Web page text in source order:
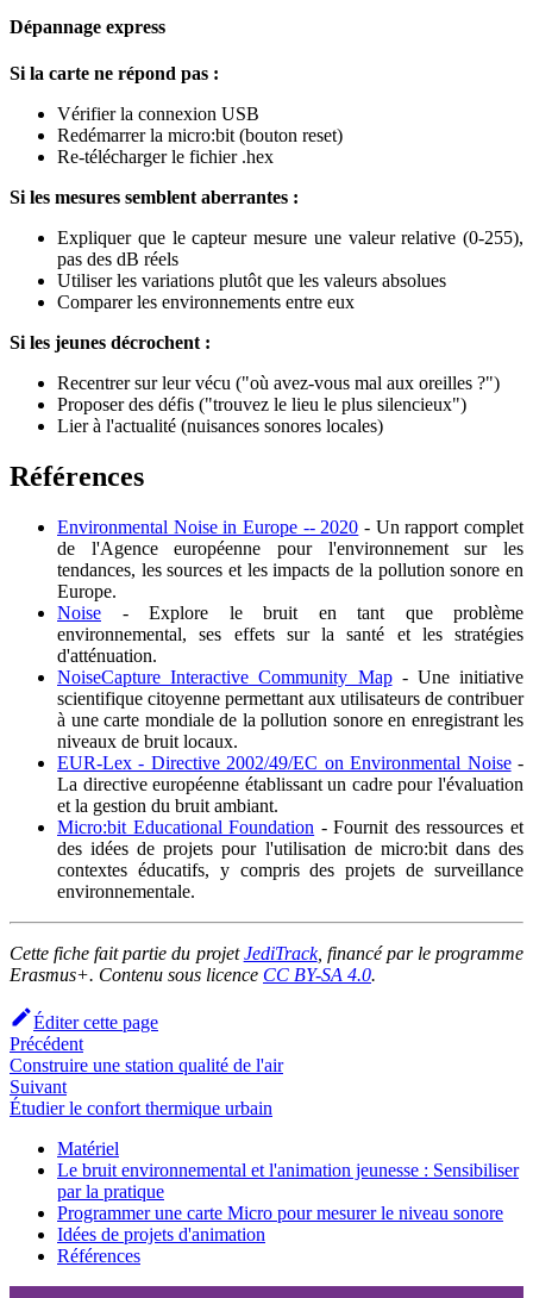
Dépannage express
Si la carte ne répond pas :
Vérifier la connexion USB
Redémarrer la micro:bit (bouton reset)
Re-télécharger le fichier .hex
Si les mesures semblent aberrantes :
Expliquer que le capteur mesure une valeur relative (0-255),
pas des dB réels
Utiliser les variations plutôt que les valeurs absolues
Comparer les environnements entre eux
Si les jeunes décrochent :
Recentrer sur leur vécu ("où avez-vous mal aux oreilles ?")
Proposer des défis ("trouvez le lieu le plus silencieux")
Lier à l'actualité (nuisances sonores locales)
Références
Environmental Noise in Europe -- 2020 - Un rapport complet
de l'Agence européenne pour l'environnement sur les
tendances, les sources et les impacts de la pollution sonore en
Europe.
Noise - Explore le bruit en tant que problème
environnemental, ses effets sur la santé et les stratégies
d'atténuation.
NoiseCapture Interactive Community Map- Une initiative
scientifique citoyenne permettant aux utilisateurs de contribuer
à une carte mondiale de la pollution sonore en enregistrant les
niveaux de bruit locaux.
EUR-Lex - Directive 2002/49/EC on Environmental Noise-
La directive européenne établissant un cadre pour l'évaluation
et la gestion du bruit ambiant.
Micro:bit Educational Foundation - Fournit des ressources et
des idées de projets pour l'utilisation de micro:bitdans des
contextes éducatifs, y compris des projets de surveillance
environnementale.
Cette fiche fait partie du projetJediTrack, financé par le programme
Erasmus+. Contenu sous licence CC BY-SA 4.0.
Éditer cette page
Précédent
Construire une station qualité de l'air
Suivant
Étudier le confort thermique urbain
Matériel
Le bruit environnemental et l'animation jeunesse : Sensibiliser
par la pratique
Programmer une carte Micro pour mesurer le niveau sonore
Idées de projets d'animation
Références